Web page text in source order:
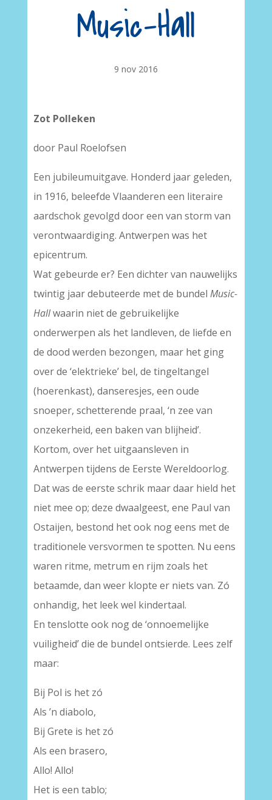
Music-Hall
9 nov 2016
Zot Polleken
door Paul Roelofsen
Een jubileumuitgave. Honderd jaar geleden,
in 1916, beleefde Vlaanderen een literaire
aardschok gevolgd door een van storm van
verontwaardiging. Antwerpen was het
epicentrum.
Wat gebeurde er? Een dichter van nauwelijks
twintig jaar debuteerde met de bundel Music-
Hallwaarin niet de gebruikelijke
onderwerpen als het landleven, de liefde en
de dood werden bezongen, maar het ging
over de ‘elektrieke’ bel, de tingeltangel
(hoerenkast), danseresjes, een oude
snoeper, schetterende praal, ‘n zee van
onzekerheid, een baken van blijheid’.
Kortom, over het uitgaansleven in
Antwerpen tijdens de Eerste Wereldoorlog.
Dat was de eerste schrik maar daar hield het
niet mee op; deze dwaalgeest, ene Paul van
Ostaijen, bestond het ook nog eens met de
traditionele versvormen te spotten. Nu eens
waren ritme, metrum en rijm zoals het
betaamde, dan weer klopte er niets van. Zó
onhandig, het leek wel kindertaal.
En tenslotte ook nog de ‘onnoemelijke
vuiligheid’ die de bundel ontsierde. Lees zelf
maar:
Bij Pol is het zó
Als ’n diabolo,
Bij Grete is het zó
Als een brasero,
Allo! Allo!
Het is een tablo;